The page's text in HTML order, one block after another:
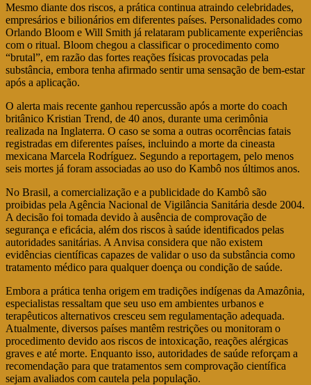
Mesmo diante dos riscos, a prática continua atraindo celebridades,
empresários e bilionários em diferentes países. Personalidades como
Orlando Bloom e Will Smith já relataram publicamente experiências
com o ritual. Bloom chegou a classificar o procedimento como
“brutal”, em razão das fortes reações físicas provocadas pela
substância, embora tenha afirmado sentir uma sensação de bem-estar
após a aplicação.
O alerta mais recente ganhou repercussão após a morte do coach
britânico Kristian Trend, de 40 anos, durante uma cerimônia
realizada na Inglaterra. O caso se soma a outras ocorrências fatais
registradas em diferentes países, incluindo a morte da cineasta
mexicana Marcela Rodríguez. Segundo a reportagem, pelo menos
seis mortes já foram associadas ao uso do Kambô nos últimos anos.
No Brasil, a comercialização e a publicidade do Kambô são
proibidas pela Agência Nacional de Vigilância Sanitária desde 2004.
A decisão foi tomada devido à ausência de comprovação de
segurança e eficácia, além dos riscos à saúde identificados pelas
autoridades sanitárias. A Anvisa considera que não existem
evidências científicas capazes de validar o uso da substância como
tratamento médico para qualquer doença ou condição de saúde.
Embora a prática tenha origem em tradições indígenas da Amazônia,
especialistas ressaltam que seu uso em ambientes urbanos e
terapêuticos alternativos cresceu sem regulamentação adequada.
Atualmente, diversos países mantêm restrições ou monitoram o
procedimento devido aos riscos de intoxicação, reações alérgicas
graves e até morte. Enquanto isso, autoridades de saúde reforçam a
recomendação para que tratamentos sem comprovação científica
sejam avaliados com cautela pela população.